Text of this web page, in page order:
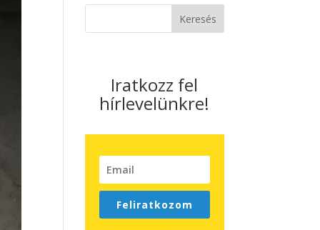
Iratkozz fel
hírlevelünkre!
Feliratkozom